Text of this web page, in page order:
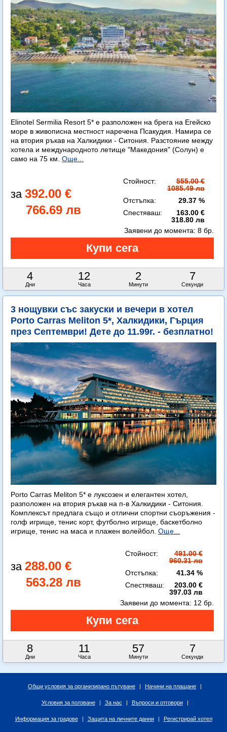
Elinotel Sermilia Resort 5* е разположен на брега на Егейско
море в живописна местност наречена Псакудия. Намира се
на втория ръкав на Халкидики - Ситония. Разстояние между
хотела и международното летище "Македония" (Солун) е
само на 75 км. Още...
392.00 €
766.69 лв
Стойност:
555.00 €
1085.49 лв
Отстъпка:
29.37 %
Спестяваш:
163.00 €
318.80 лв
4
Дни
12
Часа
2
Минути
6
Секунди
Заявени до момента: 8 бр.
3 нощувки със закуски и вечери в хотел
Porto Carras Meliton 5*, Халкидики, Гърция
през Септември! Дете до 11.99г. - безплатно!
Porto Carras Meliton 5* е луксозен и елегантен хотел,
разположен на втория ръкав на п-в Халкидики - Ситония.
Комплексът предлага също и отлични спортни съоръжения -
голф игрище, тенис корт, футболно игрище, баскетболно
игрище, тенис на маса и плажен волейбол. Още...
288.00 €
563.28 лв
Стойност:
491.00 €
960.31 лв
Отстъпка:
41.34 %
Спестяваш:
203.00 €
397.03 лв
8
Дни
11
Часа
57
Минути
6
Секунди
Заявени до момента: 12 бр.
Общи условия за организирано пътуване | Начини на плащане |
Условия за ползване | За нас | Въпроси и отговори |
Информация за градове | Защита на личните данни | Регистрирай хотел